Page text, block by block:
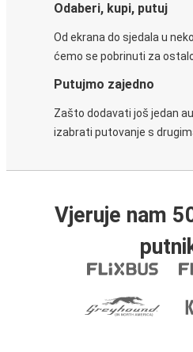
Odaberi, kupi, putuj
Od ekrana do sjedala u
ćemo se pobrinuti za
Putujmo zajedno
Zašto dodavati još jedan
izabrati putovanje s
Vjeruje nam